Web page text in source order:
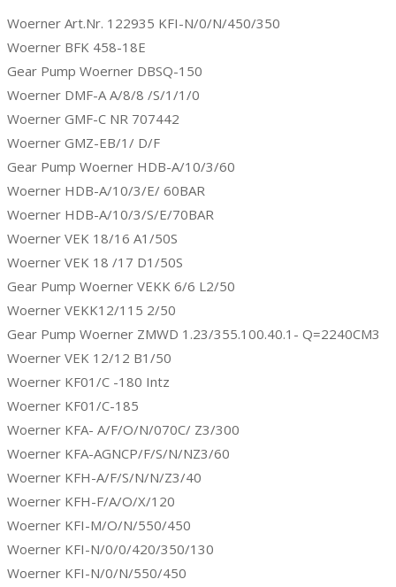
Woerner Art.Nr. 122935 KFI-N/0/N/450/350
Woerner BFK 458-18E
Gear Pump Woerner DBSQ-150
Woerner DMF-A A/8/8 /S/1/1/0
Woerner GMF-C NR 707442
Woerner GMZ-EB/1/ D/F
Gear Pump Woerner HDB-A/10/3/60
Woerner HDB-A/10/3/E/ 60BAR
Woerner HDB-A/10/3/S/E/70BAR
Woerner VEK 18/16 A1/50S
Woerner VEK 18 /17 D1/50S
Gear Pump Woerner VEKK 6/6 L2/50
Woerner VEKK12/115 2/50
Gear Pump Woerner ZMWD 1.23/355.100.40.1- Q=2240CM3
Woerner VEK 12/12 B1/50
Woerner KF01/C -180 Intz
Woerner KF01/C-185
Woerner KFA- A/F/O/N/070C/ Z3/300
Woerner KFA-AGNCP/F/S/N/NZ3/60
Woerner KFH-A/F/S/N/N/Z3/40
Woerner KFH-F/A/O/X/120
Woerner KFI-M/O/N/550/450
Woerner KFI-N/0/0/420/350/130
Woerner KFI-N/0/N/550/450